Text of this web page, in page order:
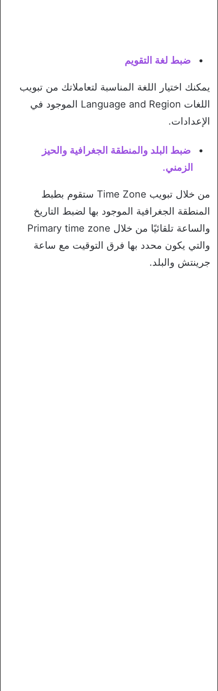
ضبط لغة التقويم
يمكنك اختيار اللغة المناسبة لتعاملاتك من تبويب
اللغات Language and Region الموجود في
الإعدادات.
ضبط البلد والمنطقة الجغرافية والحيز
الزمني.
من خلال تبويب Time Zone ستقوم بطبط
المنطقة الجغرافية الموجود بها لضبط التاريخ
والساعة تلقائيًا من خلال Primary time zone
والتي يكون محدد بها فرق التوقيت مع ساعة
جرينتش والبلد.